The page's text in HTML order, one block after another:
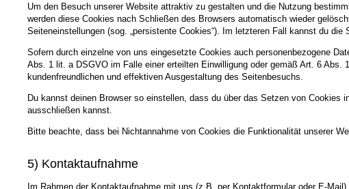
Um den Besuch unserer Website attraktiv zu gestalten und die Nutzung
werden diese Cookies nach Schließen des Browsers automatisch wieder
Seiteneinstellungen (sog. „persistente Cookies“). Im letzteren Fall kannst du
Sofern durch einzelne von uns eingesetzte Cookies auch personenbezogene
Abs. 1 lit. a DSGVO im Falle einer erteilten Einwilligung oder gemäß Art. 6
kundenfreundlichen und effektiven Ausgestaltung des Seitenbesuchs.
Du kannst deinen Browser so einstellen, dass du über das Setzen von Cookies
ausschließen kannst.
Bitte beachte, dass bei Nichtannahme von Cookies die Funktionalität unserer
5) Kontaktaufnahme
Im Rahmen der Kontaktaufnahme mit uns (z.B. per Kontaktformular oder E-